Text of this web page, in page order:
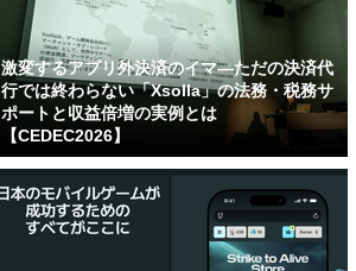
激変するアプリ外決済のイマ―ただの決済代
行では終わらない「Xsolla」の法務・税務サ
ポートと収益倍増の実例とは
【CEDEC2026】